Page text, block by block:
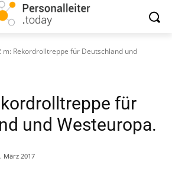
m: Rekordrolltreppe für Deutschland und
für
und Westeuropa.
März 2017